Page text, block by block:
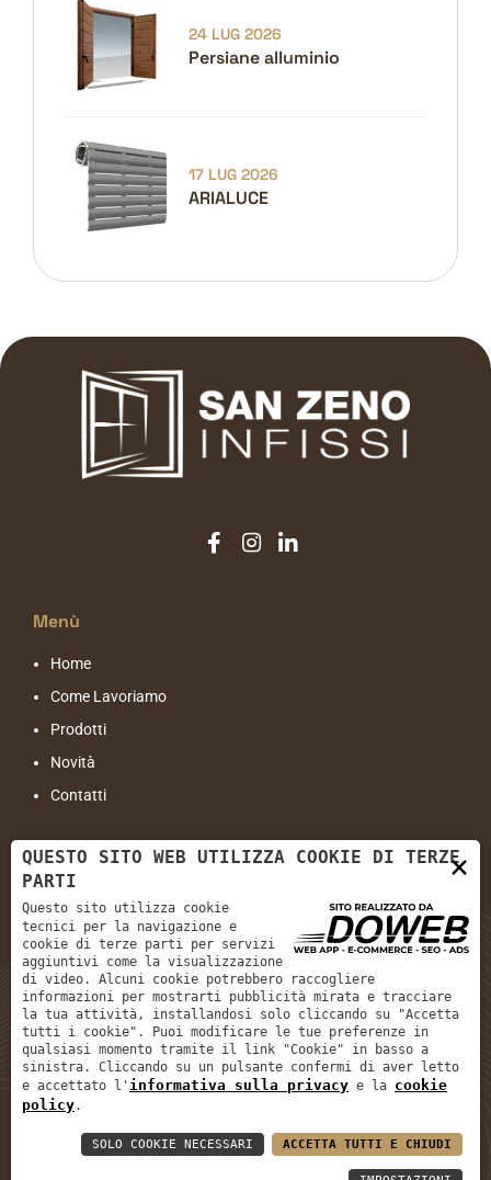
24 LUG 2026
Persiane alluminio
17 LUG 2026
ARIALUCE
Menù
Home
Come Lavoriamo
Prodotti
Novità
Contatti
Contatti
Indirizzo:
Viale Cristoforo Colombo, 77 - 37138 Verona VR
Email:info@sanzenoinfissi.com
Tel: +39 045 566 609
San Zeno Infissi Srl| P. IVA: 04510450234 |REA: VR426551|
Informativa sulla privacy
×
QUESTO SITO WEB UTILIZZA COOKIE DI TERZE
PARTI
Questo sito utilizza cookie
tecnici per la navigazione e
cookie di terze parti per servizi
aggiuntivi come la visualizzazione
di video. Alcuni cookie potrebbero raccogliere
informazioni per mostrarti pubblicità mirata e tracciare
la tua attività, installandosi solo cliccando su "Accetta
tutti i cookie". Puoi modificare le tue preferenze in
qualsiasi momento tramite il link "Cookie" in basso a
sinistra. Cliccando su un pulsante confermi di aver letto
e accettato l' informativa sulla privacy e la cookie
policy.
ACCETTA TUTTI E CHIUDI
SOLO COOKIE NECESSARI